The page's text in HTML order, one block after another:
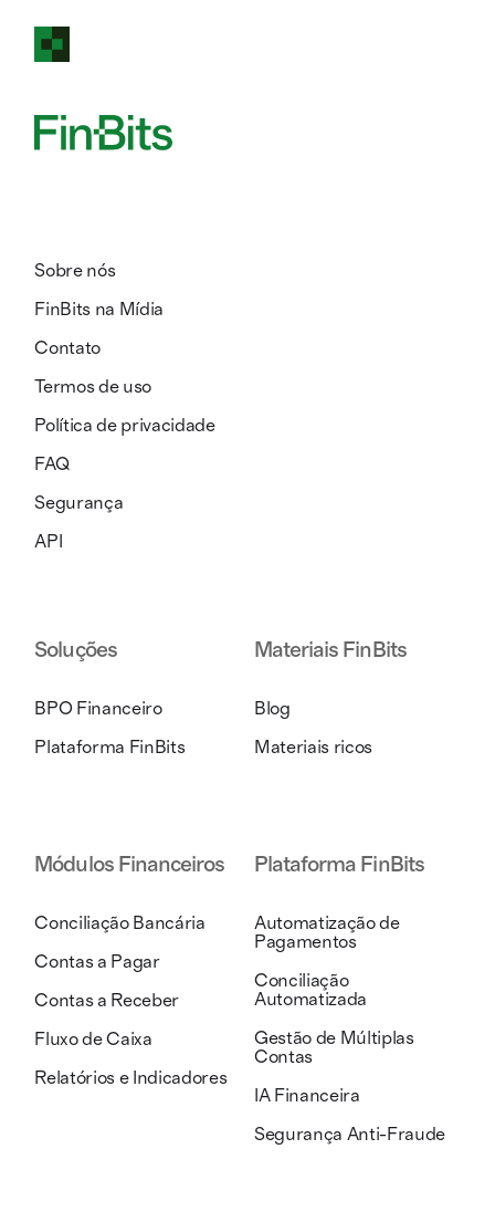
Sobre nós
FinBits na Mídia
Contato
Termos de uso
Política de privacidade
FAQ
Segurança
API
Soluções
BPO Financeiro
Plataforma FinBits
Materiais FinBits
Blog
Materiais ricos
Módulos Financeiros
Conciliação Bancária
Contas a Pagar
Contas a Receber
Fluxo de Caixa
Relatórios e Indicadores
Plataforma FinBits
Automatização de
Pagamentos
Conciliação
Automatizada
Gestão de Múltiplas
Contas
IA Financeira
Segurança Anti-Fraude